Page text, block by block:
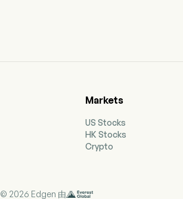
Markets
US Stocks
HK Stocks
Crypto
© 2026 Edgen 由